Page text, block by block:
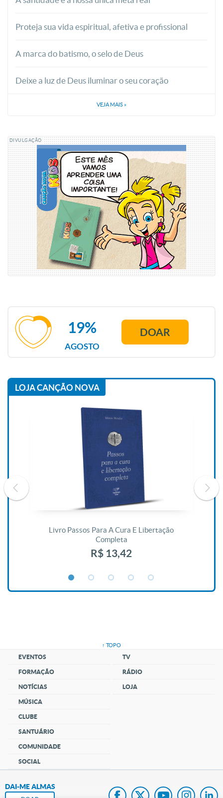
Proteja sua vida espiritual, afetiva e profissional
A marca do batismo, o selo de Deus
Deixe a luz de Deus iluminar o seu coração
VEJA MAIS »
DIVULGAÇÃO
AGOSTO
19% DOAR
LOJA CANÇÃO NOVA
Livro Passos Para A Cura E Libertação
Completa
R$ 13,42
↑ TOPO
EVENTOS
FORMAÇÃO
NOTÍCIAS
MÚSICA
CLUBE
SANTUÁRIO
COMUNIDADE
SOCIAL
TV
RÁDIO
LOJA
DAI-ME ALMAS